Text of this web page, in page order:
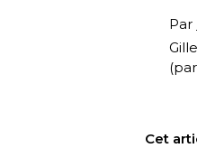
Par
Cet